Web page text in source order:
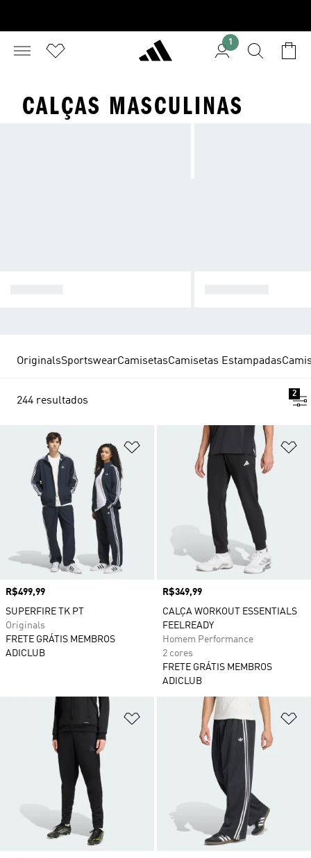
1
CALÇAS MASCULINAS
OriginalsSportswearCamisetasCamisetas Estampadas
244 resultados
2
Adicionar à Lista de Desejos
Preço
R$499,99
SUPERFIRE TK PT
Originals
FRETE GRÁTIS MEMBROS
ADICLUB
Preço
R$349,99
CALÇA WORKOUT ESSENTIALS
FEELREADY
Homem Performance
2 cores
FRETE GRÁTIS MEMBROS
ADICLUB
Adicionar à Lista de Desejos